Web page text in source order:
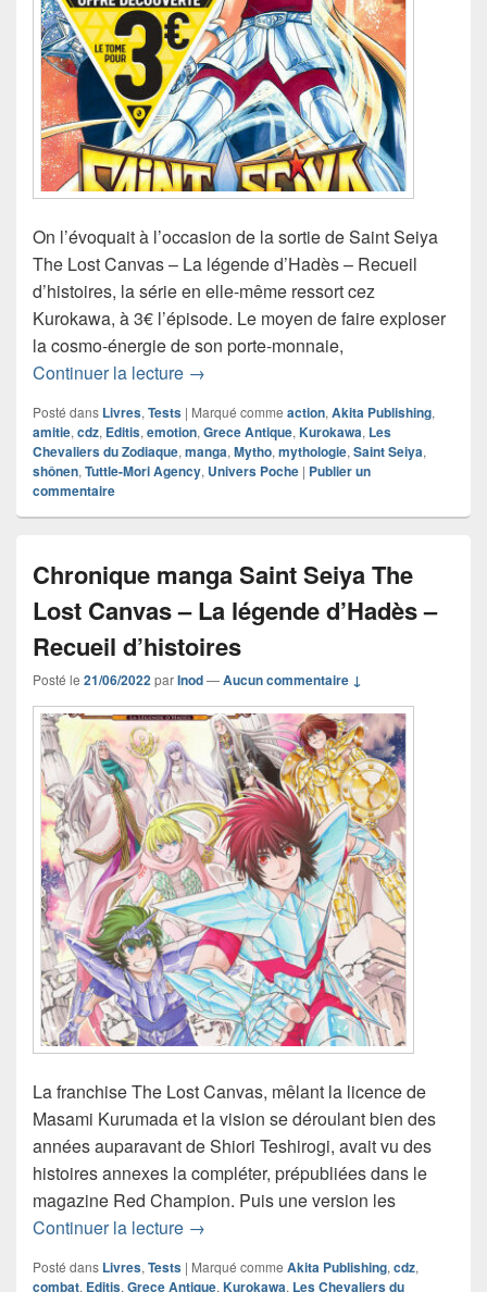
On l’évoquait à l’occasion de la sortie de Saint Seiya
The Lost Canvas – La légende d’Hadès – Recueil
d’histoires, la série en elle-même ressort cez
Kurokawa, à 3€ l’épisode. Le moyen de faire exploser
la cosmo-énergie de son porte-monnaie,
Continuer la lecture Chronique manga Saint Seiya Les
→
Posté dans Livres, Tests | Marqué comme action, Akita Publishing,
amitie, cdz, Editis, emotion, Grece Antique, Kurokawa, Les
Chevaliers du Zodiaque, manga, Mytho, mythologie, Saint Seiya,
shônen, Tuttle-Mori Agency, Univers Poche | Publier un
commentaire
Chronique manga Saint Seiya The
Lost Canvas – La légende d’Hadès –
Recueil d’histoires
Posté le 21/06/2022parInod—Aucun commentaire ↓
La franchise The Lost Canvas, mêlant la licence de
Masami Kurumada et la vision se déroulant bien des
années auparavant de Shiori Teshirogi, avait vu des
histoires annexes la compléter, prépubliées dans le
magazine Red Champion. Puis une version les
Continuer la lecture Chronique manga Saint Seiya The
→
Posté dans Livres, Tests | Marqué comme Akita Publishing, cdz,
combat, Editis, Grece Antique, Kurokawa, Les Chevaliers du